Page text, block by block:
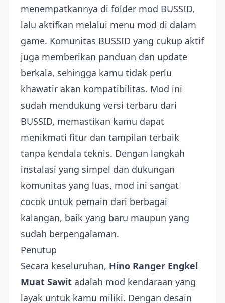
menempatkannya di folder mod BUSSID,
lalu aktifkan melalui menu mod di dalam
game. Komunitas BUSSID yang cukup aktif
juga memberikan panduan dan update
berkala, sehingga kamu tidak perlu
khawatir akan kompatibilitas. Mod ini
sudah mendukung versi terbaru dari
BUSSID, memastikan kamu dapat
menikmati fitur dan tampilan terbaik
tanpa kendala teknis. Dengan langkah
instalasi yang simpel dan dukungan
komunitas yang luas, mod ini sangat
cocok untuk pemain dari berbagai
kalangan, baik yang baru maupun yang
sudah berpengalaman.
Penutup
Secara keseluruhan, Hino Ranger Engkel
Muat Sawit adalah mod kendaraan yang
layak untuk kamu miliki. Dengan desain